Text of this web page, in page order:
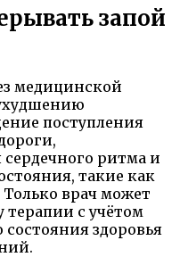
запой
медицинской
поступления
ритма и
такие как
врач может
терапии с учётом
здоровья